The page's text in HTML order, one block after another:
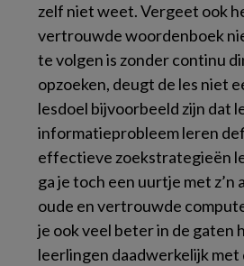
zelf niet weet. Vergeet ook
vertrouwde woordenboek
te volgen is zonder continu
opzoeken, deugt de les niet
lesdoel bijvoorbeeld zijn dat
informatieprobleem leren
effectieve zoekstrategieën
ga je toch een uurtje met z’n
oude en vertrouwde
je ook veel beter in de gaten
leerlingen daadwerkelijk met